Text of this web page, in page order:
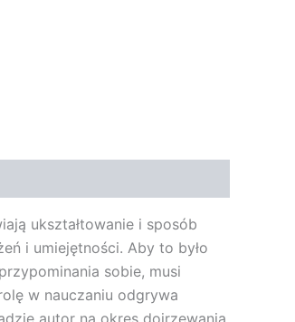
ukształtowanie i sposób
i umiejętności. Aby to było
sobie, musi
w nauczaniu odgrywa